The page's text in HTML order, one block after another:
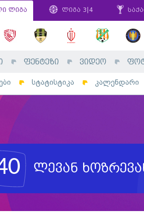
ლიგა ლიგა 3|4
ფენტეზი ვიდეო
სტატისტიკა კალენდარი
ლევან